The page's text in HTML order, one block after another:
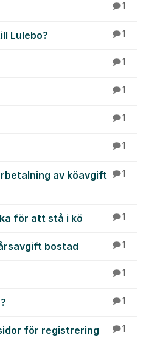
1
Lulebo? 1
1
1
1
1
av köavgift
1
för att stå i kö 1
bostad 1
1
1
för registrering
1